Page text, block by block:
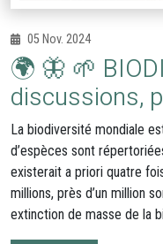
05 Nov. 2024
🌍 🦋 🌱
discussions,
La biodiversité mondiale
d’espèces sont
existerait a priori quatre
millions, près d’un million
extinction de masse de la